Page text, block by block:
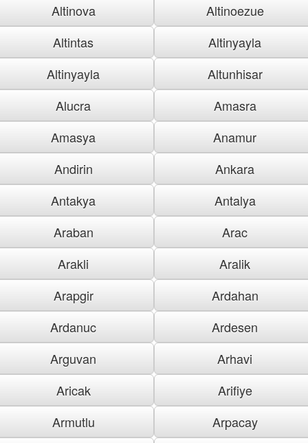
Altinova
Altinoezue
Altintas
Altinyayla
Altinyayla
Altunhisar
Alucra
Amasra
Amasya
Anamur
Andirin
Ankara
Antakya
Antalya
Araban
Arac
Arakli
Aralik
Arapgir
Ardahan
Ardanuc
Ardesen
Arguvan
Arhavi
Aricak
Arifiye
Armutlu
Arpacay